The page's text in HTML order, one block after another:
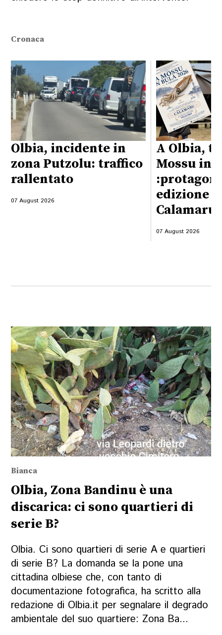
Cronaca
Olbia, incidente in
zona Putzolu: traffico
rallentato
07 August 2026
A Olbia,
Mossu in
edizione
Calamaru”
07 August 2026
Bianca
Olbia, Zona Bandinu è una
discarica: ci sono quartieri di
serie B?
Olbia. Ci sono quartieri di serie A e quartieri
di serie B? La domanda se la pone una
cittadina olbiese che, con tanto di
documentazione fotografica, ha scritto alla
redazione di Olbia.it per segnalare il degrado
ambientale del suo quartiere: Zona Ba...